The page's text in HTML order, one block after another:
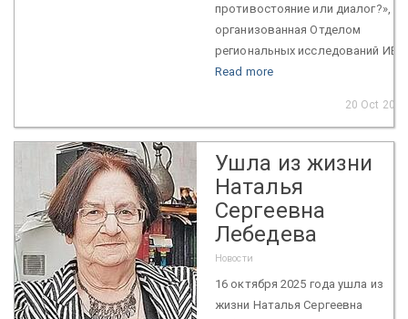
противостояние или диалог?»,
организованная Отделом
региональных исследований ИВ...
Read more
20 Oct 2025
Ушла из жизни
Наталья
Сергеевна
Лебедева
Новости
16 октября 2025 года ушла из
жизни Наталья Сергеевна